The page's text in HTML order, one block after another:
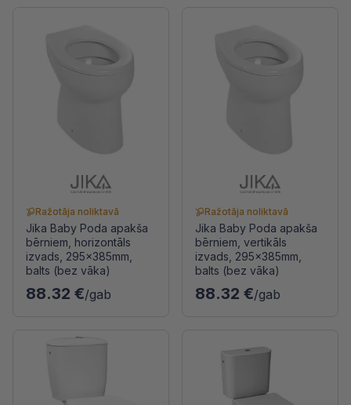
Ražotāja noliktavā
Jika Baby Poda apakša
bērniem, horizontāls
izvads, 295x385mm,
balts (bez vāka)
88.32 €/gab
Ražotāja noliktavā
Jika Baby Poda apakša
bērniem, vertikāls
izvads, 295x385mm,
balts (bez vāka)
88.32 €/gab